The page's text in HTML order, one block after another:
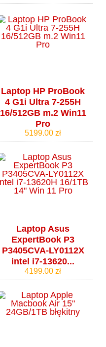
Laptop HP ProBook
4 G1i Ultra 7-255H
16/512GB m.2 Win11
Pro
5199.00 zł
Laptop Asus
ExpertBook P3
P3405CVA-LY0112X
intel i7-13620...
4199.00 zł